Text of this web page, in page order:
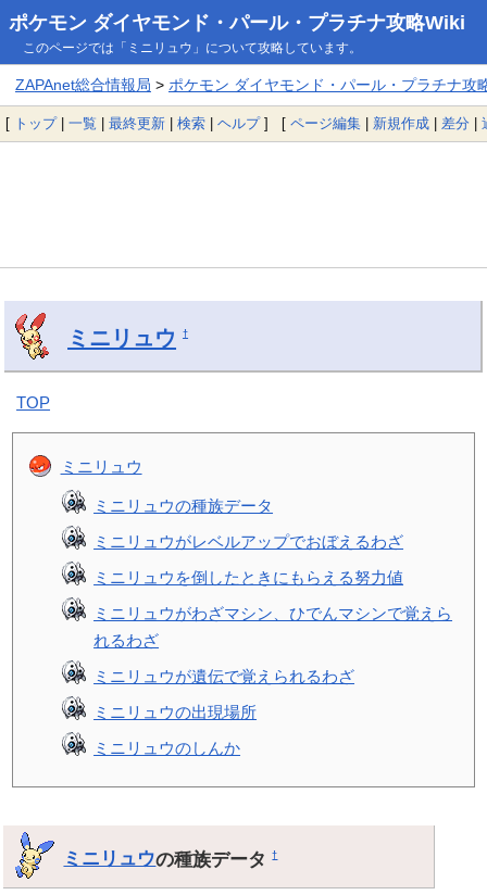
ポケモン ダイヤモンド・パール・プラチナ攻略Wiki
このページでは「ミニリュウ」について攻略しています。
ZAPAnet総合情報局 > ポケモン ダイヤモンド・パール・プラチナ攻
[ トップ| 一覧 | 最終更新 | 検索 | ヘルプ] [ ページ編集 | 新規作成 | 差分 |
ミニリュウ †
TOP
ミニリュウ
ミニリュウの種族データ
ミニリュウがレベルアップでおぼえるわざ
ミニリュウを倒したときにもらえる努力値
ミニリュウがわざマシン、ひでんマシンで覚えら
れるわざ
ミニリュウが遺伝で覚えられるわざ
ミニリュウの出現場所
ミニリュウのしんか
ミニリュウの種族データ†